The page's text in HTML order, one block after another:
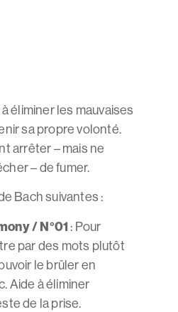
éliminer les mauvaises
sa propre volonté.
arrêter – mais ne
– de fumer.
Bach suivantes :
/ N°01: Pour
par des mots plutôt
le brûler en
Aide à éliminer
de la prise.